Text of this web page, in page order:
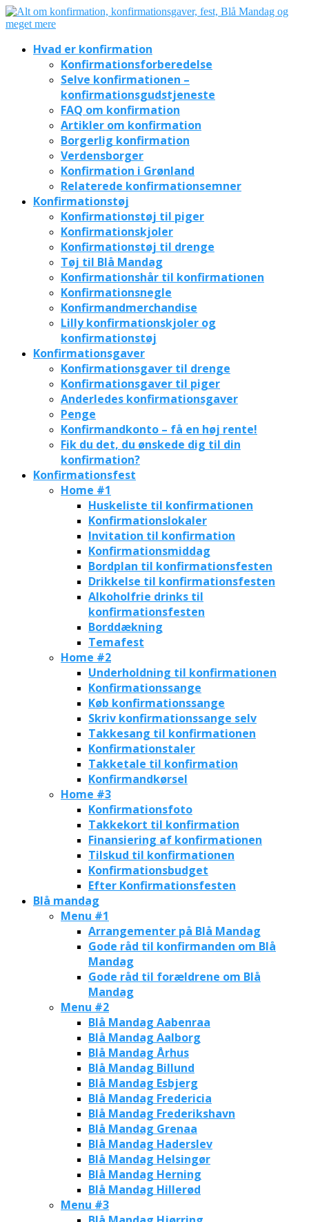
Hvad er konfirmation
Konfirmationsforberedelse
Selve konfirmationen –
konfirmationsgudstjeneste
FAQ om konfirmation
Artikler om konfirmation
Borgerlig konfirmation
Verdensborger
Konfirmation i Grønland
Relaterede konfirmationsemner
Konfirmationstøj
Konfirmationstøj til piger
Konfirmationskjoler
Konfirmationstøj til drenge
Tøj til Blå Mandag
Konfirmationshår til konfirmationen
Konfirmationsnegle
Konfirmandmerchandise
Lilly konfirmationskjoler og
konfirmationstøj
Konfirmationsgaver
Konfirmationsgaver til drenge
Konfirmationsgaver til piger
Anderledes konfirmationsgaver
Penge
Konfirmandkonto – få en høj rente!
Fik du det, du ønskede dig til din
konfirmation?
Konfirmationsfest
Home #1
Huskeliste til konfirmationen
Konfirmationslokaler
Invitation til konfirmation
Konfirmationsmiddag
Bordplan til konfirmationsfesten
Drikkelse til konfirmationsfesten
Alkoholfrie drinks til
konfirmationsfesten
Borddækning
Temafest
Home #2
Underholdning til konfirmationen
Konfirmationssange
Køb konfirmationssange
Skriv konfirmationssange selv
Takkesang til konfirmationen
Konfirmationstaler
Takketale til konfirmation
Konfirmandkørsel
Home #3
Konfirmationsfoto
Takkekort til konfirmation
Finansiering af konfirmationen
Tilskud til konfirmationen
Konfirmationsbudget
Efter Konfirmationsfesten
Blå mandag
Menu #1
Arrangementer på Blå Mandag
Gode råd til konfirmanden om Blå
Mandag
Gode råd til forældrene om Blå
Mandag
Menu #2
Blå Mandag Aabenraa
Blå Mandag Aalborg
Blå Mandag Århus
Blå Mandag Billund
Blå Mandag Esbjerg
Blå Mandag Fredericia
Blå Mandag Frederikshavn
Blå Mandag Grenaa
Blå Mandag Haderslev
Blå Mandag Helsingør
Blå Mandag Herning
Blå Mandag Hillerød
Menu #3